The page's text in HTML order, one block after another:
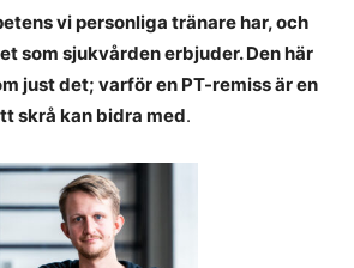
vi personliga tränare har, och
som sjukvården erbjuder. Den här
just det; varför en PT-remiss är en
skrå kan bidra med.